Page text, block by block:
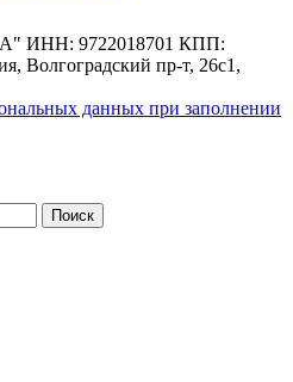
ИНН: 9722018701 КПП:
Волгоградский пр-т, 26с1,
данных при заполнении
Поиск